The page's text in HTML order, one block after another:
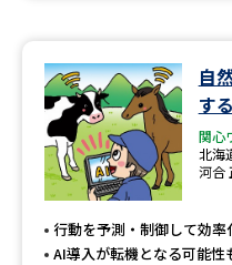
オープンキャンパス検索
来場型・Web型イベント特集
受験準備
自
す
関心
北海
河合
行動を予測・制御して効率
AI導入が転機となる可能性